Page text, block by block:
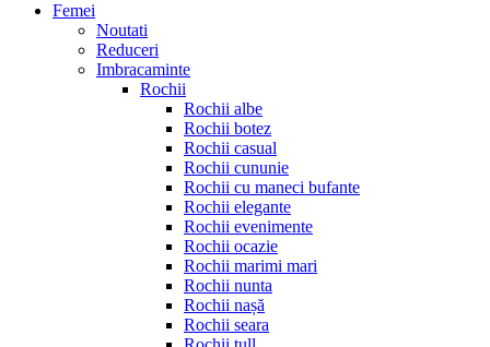
Femei
Noutati
Reduceri
Imbracaminte
Rochii
Rochii albe
Rochii botez
Rochii casual
Rochii cununie
Rochii cu maneci bufante
Rochii elegante
Rochii evenimente
Rochii ocazie
Rochii marimi mari
Rochii nunta
Rochii nașă
Rochii seara